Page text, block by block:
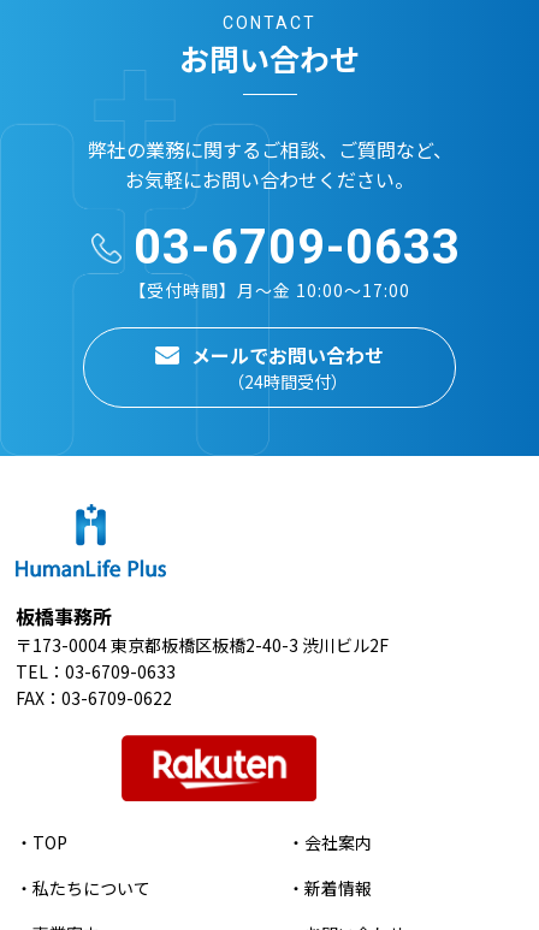
CONTACT
お問い合わせ
弊社の業務に関するご相談、ご質問など、
お気軽にお問い合わせください。
03-6709-0633
【受付時間】月～金 10:00～17:00
メールでお問い合わせ
（24時間受付）
板橋事務所
〒173-0004 東京都板橋区板橋2-40-3 渋川ビル2F
TEL：03-6709-0633
FAX：03-6709-0622
・TOP
・私たちについて
・会社案内
・新着情報